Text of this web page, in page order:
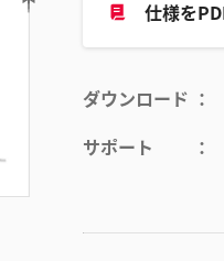
仕様を
ダウンロード
サポート